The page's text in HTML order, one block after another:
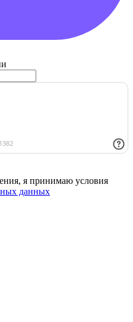
я принимаю условия
данных